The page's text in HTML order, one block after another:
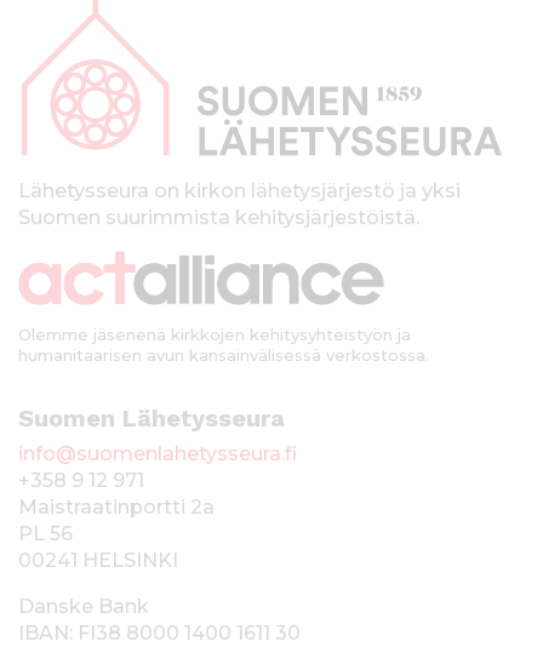
p
kLähetysseura on kirkon lähetysjärjestö ja yksi
Suomen suurimmista kehitysjärjestöistä.
Olemme jäsenenä kirkkojen kehitysyhteistyön ja
humanitaarisen avun kansainvälisessä verkostossa.
Suomen Lähetysseura
info@suomenlahetysseura.fi
+358 9 12 971
Maistraatinportti 2a
PL 56
00241 HELSINKI
Danske Bank
IBAN: FI38 8000 1400 1611 30